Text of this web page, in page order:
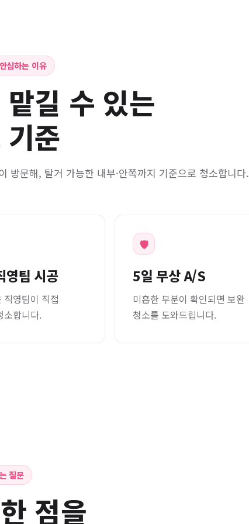
심하는 이유
맡길 수 있는
준
방문해, 탈거 가능한 내부·안쪽까지 기준으로 청소합니다.
영팀 시공
직영팀이 직접
소합니다.
🛡️
5일 무상 A/S
미흡한 부분이 확인되면 보완
청소를 도와드립니다.
질문
점을